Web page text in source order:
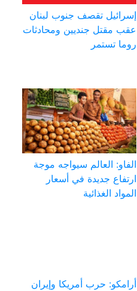
إسرائيل تقصف جنوب لبنان
عقب مقتل جنديين ومحادثات
روما تستمر
الفاو: العالم سيواجه موجة
ارتفاع جديدة في أسعار
المواد الغذائية
أرامكو: حرب أمريكا وإيران